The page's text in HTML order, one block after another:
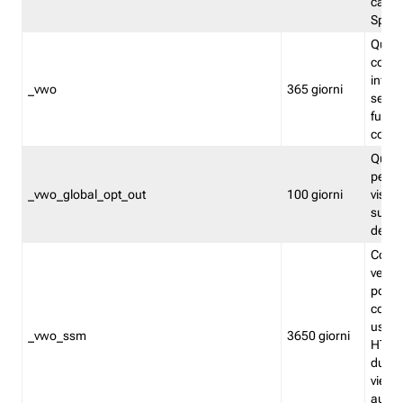
Split
_vwo 365 giorni
_vwo_global_opt_out 100 giorni
su
_vwo_ssm 3650 giorni
viene